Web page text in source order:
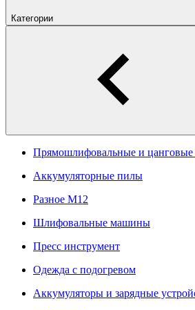
Категории
Прямошлифовальные и
Аккумуляторные пилы
Разное M12
Шлифовальные машины
Пресс инструмент
Одежда с подогревом
Аккумуляторы и зарядные